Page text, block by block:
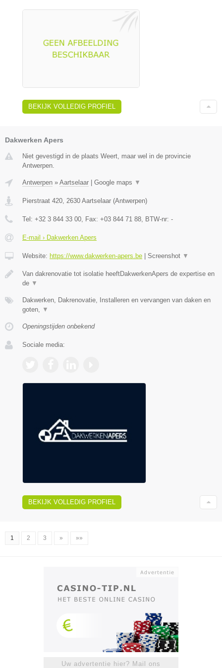
BEKIJK VOLLEDIG PROFIEL
Dakwerken Apers
Niet gevestigd in de plaats Weert, maar wel in de provincie
Antwerpen.
Antwerpen » Aartselaar Google maps ▼
Pierstraat 420, 2630 Aartselaar (Antwerpen)
Tel: +32 3 844 33 00, Fax: +03 844 71 88, BTW-nr: -
E-mail › Dakwerken Apers
Website: https://www.dakwerken-apers.be Screenshot ▼
Van dakrenovatie tot isolatie heeftDakwerkenApers de expertise en
de ▼
Dakwerken, Dakrenovatie, Installeren en vervangen van daken en
goten, ▼
Openingstijden onbekend
Sociale media:
BEKIJK VOLLEDIG PROFIEL
1 2 3 » »»
Uw advertentie hier? Mail ons